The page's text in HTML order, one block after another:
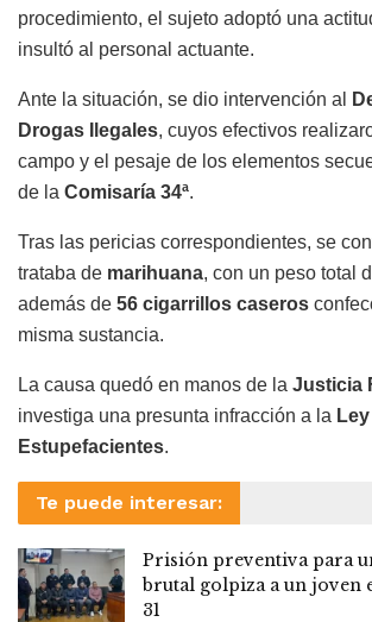
procedimiento, el sujeto adoptó una
insultó al personal actuante.
Ante la situación, se dio intervención al
Drogas Ilegales, cuyos efectivos
campo y el pesaje de los elementos
de la Comisaría 34ª.
Tras las pericias correspondientes, se
trataba de marihuana, con un peso total
además de 56 cigarrillos caseros
misma sustancia.
La causa quedó en manos de la Justicia
investiga una presunta infracción a la
Estupefacientes.
Te puede interesar:
Prisión preventiva para
brutal golpiza a un joven
31